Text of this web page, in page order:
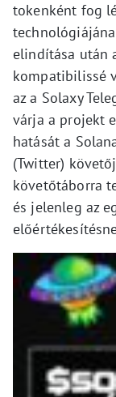
tokenként fog
elindítása után
kompatibilissé
az a Solaxy
várja a projekt
hatását a
(Twitter)
követőtáborra
és jelenleg az